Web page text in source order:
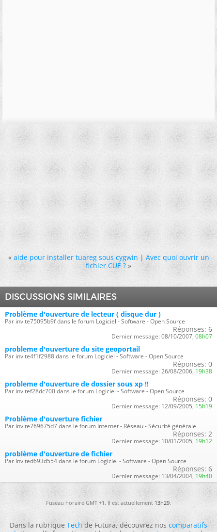
« aide pour installer tuareg sous cygwin|Avec quoi ouvrir un
fichier CUE ? »
DISCUSSIONS SIMILAIRES
Problème d'ouverture de lecteur ( disque dur )
Par invite75095b9f dans le forum Logiciel - Software - Open Source
Réponses: 6
Dernier message: 08/10/2007, 08h07
probleme d'ouverture du site geoportail
Par invite4f1f2988 dans le forum Logiciel - Software - Open Source
Réponses: 0
Dernier message: 26/08/2006, 19h38
probleme d'ouverture de dossier sous xp !!
Par invitef28dc700 dans le forum Logiciel - Software - Open Source
Réponses: 0
Dernier message: 12/09/2005, 15h19
Problème d'ouverture fichier
Par invite769675d7 dans le forum Internet - Réseau - Sécurité générale
Réponses: 2
Dernier message: 10/01/2005, 19h12
problème d'ouverture de fichier
Par invited693d554 dans le forum Logiciel - Software - Open Source
Réponses: 6
Dernier message: 13/04/2004, 19h40
Fuseau horaire GMT +1. Il est actuellement13h29.
Dans la rubriqueTechde Futura, découvrez noscomparatifs